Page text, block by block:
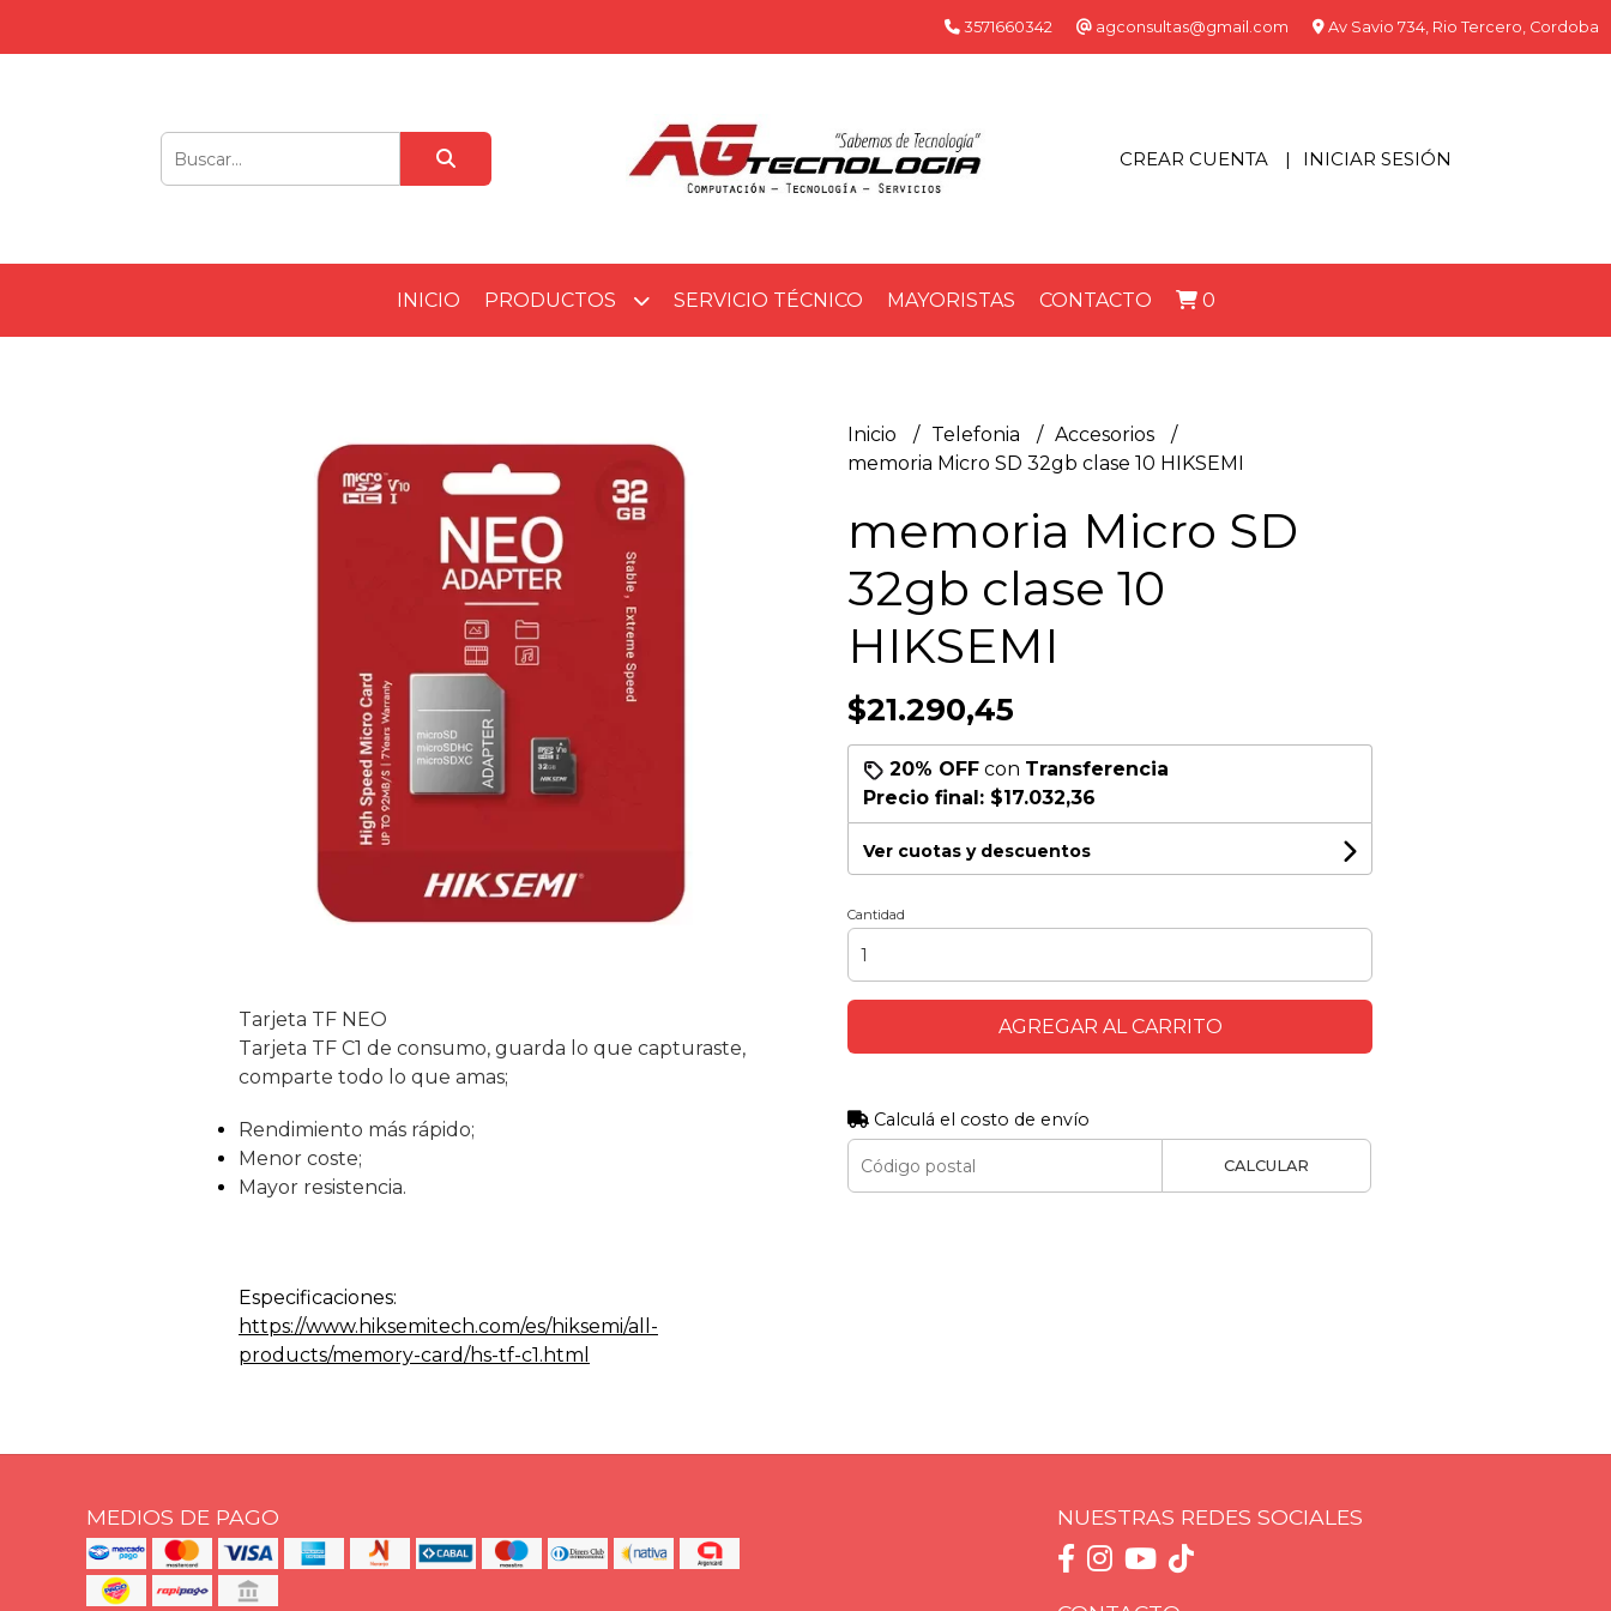
3571660342 agconsultas@gmail.com Av Savio 734, Rio Tercero, Cordoba
CREAR CUENTA INICIAR SESIÓN
INICIO PRODUCTOS SERVICIO TÉCNICO MAYORISTAS CONTACTO 0
Tarjeta TF NEO
Tarjeta TF C1 de consumo, guarda lo que capturaste,
comparte todo lo que amas;
Rendimiento más rápido;
Menor coste;
Mayor resistencia.
Especificaciones:
https://www.hiksemitech.com/es/hiksemi/all-
products/memory-card/hs-tf-c1.html
Inicio Telefonia
Accesorios
memoria Micro SD 32gb clase 10 HIKSEMI
memoria Micro SD
32gb clase 10
HIKSEMI
$21.290,45
20% OFF con Transferencia
Precio final: $17.032,36
Ver cuotas y descuentos
Cantidad
AGREGAR AL CARRITO
Calculá el costo de envío
CALCULAR
MEDIOS DE PAGO NUESTRAS REDES SOCIALES